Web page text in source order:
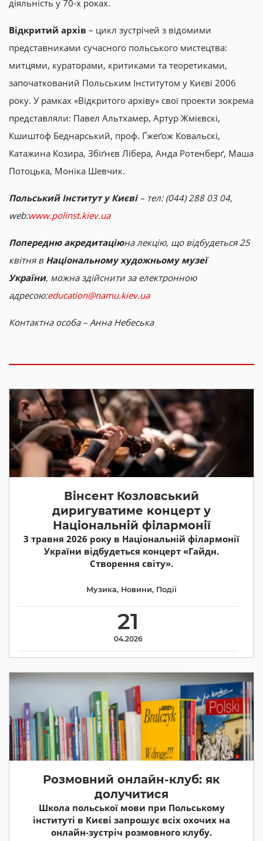
діяльність у 70-х роках.
Відкритий архів – цикл зустрічей з відомими
представниками сучасного польського мистецтва:
митцями, кураторами, критиками та теоретиками,
започаткований Польським Інститутом у Києві 2006
року. У рамках «Відкритого архіву» свої проекти зокрема
представляли: Павел Альтхамер, Артур Жмієвскі,
Кшиштоф Беднарський, проф. Ґжеґож Ковальскі,
Катажина Козира, Збіґнєв Лібера, Анда Ротенберґ, Маша
Потоцька, Моніка Шевчик.
Польський Інститут у Києві– тел: (044) 288 03 04,
web:www.polinst.kiev.ua
Попередню акредитаціюна лекцію, що відбудеться 25
квітня в Національному художньому музеї
України, можна здійснити за електронною
адресою:education@namu.kiev.ua
Контактна особа – Анна Небеська
Вінсент Козловський
диригуватиме концерт у
Національній філармонії
3 травня 2026 року в Національній філармонії
України відбудеться концерт «Гайдн.
Створення світу».
21
04.2026
Музика, Новини, Події
Розмовний онлайн-клуб: як
долучитися
Школа польської мови при Польському
інституті в Києві запрошує всіх охочих на
онлайн-зустріч розмовного клубу.